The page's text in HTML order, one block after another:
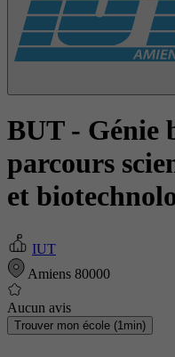
BUT - Génie
parcours
et
IUT
Amiens 80000
Aucun avis
Trouver mon école (1min)